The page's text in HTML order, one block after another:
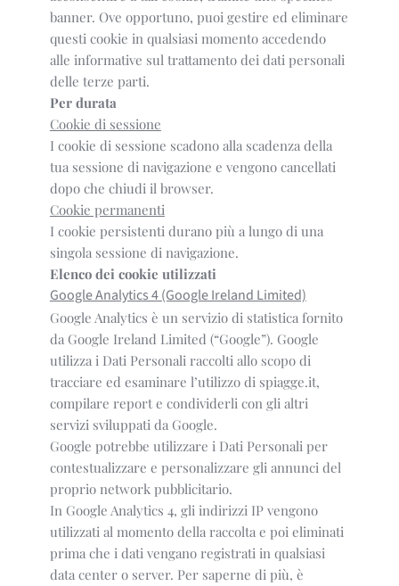
banner. Ove opportuno, puoi gestire ed eliminare
questi cookie in qualsiasi momento accedendo
alle informative sul trattamento dei dati personali
delle terze parti.
Per durata
Cookie di sessione
I cookie di sessione scadono alla scadenza della
tua sessione di navigazione e vengono cancellati
dopo che chiudi il browser.
Cookie permanenti
I cookie persistenti durano più a lungo di una
singola sessione di navigazione.
Elenco dei cookie utilizzati
Google Analytics 4 (Google Ireland Limited)
Google Analytics è un servizio di statistica fornito
da Google Ireland Limited (“Google”). Google
utilizza i Dati Personali raccolti allo scopo di
tracciare ed esaminare l’utilizzo di spiagge.it,
compilare report e condividerli con gli altri
servizi sviluppati da Google.
Google potrebbe utilizzare i Dati Personali per
contestualizzare e personalizzare gli annunci del
proprio network pubblicitario.
In Google Analytics 4, gli indirizzi IP vengono
utilizzati al momento della raccolta e poi eliminati
prima che i dati vengano registrati in qualsiasi
data center o server. Per saperne di più, è